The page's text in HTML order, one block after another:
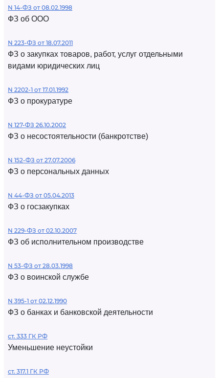
N 14-ФЗ от 08.02.1998
ФЗ об ООО
N 223-ФЗ от 18.07.2011
ФЗ о закупках товаров, работ, услуг отдельными
видами юридических лиц
N 2202-1 от 17.01.1992
ФЗ о прокуратуре
N 127-ФЗ 26.10.2002
ФЗ о несостоятельности (банкротстве)
N 152-ФЗ от 27.07.2006
ФЗ о персональных данных
N 44-ФЗ от 05.04.2013
ФЗ о госзакупках
N 229-ФЗ от 02.10.2007
ФЗ об исполнительном производстве
N 53-ФЗ от 28.03.1998
ФЗ о воинской службе
N 395-1 от 02.12.1990
ФЗ о банках и банковской деятельности
ст. 333 ГК РФ
Уменьшение неустойки
ст. 317.1 ГК РФ